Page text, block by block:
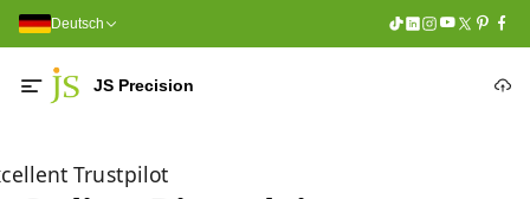
Deutsch
JS Precision
Trustpilot